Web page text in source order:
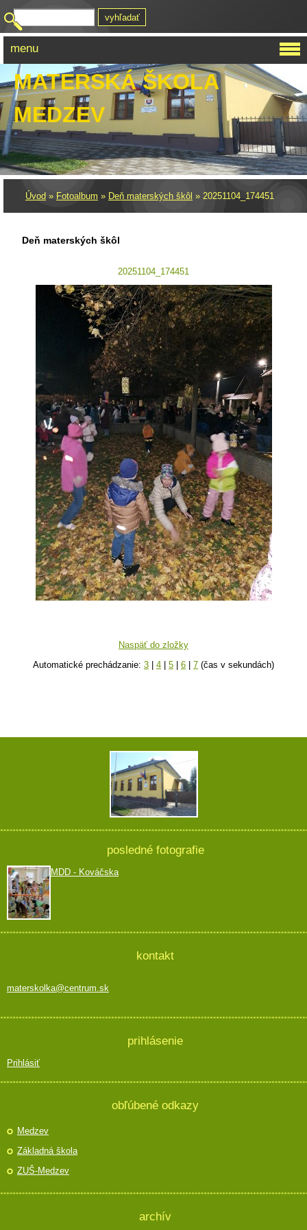
MATERSKÁ ŠKOLA
MEDZEV
Úvod » Fotoalbum » Deň materských škôl » 20251104_174451
Deň materských škôl
20251104_174451
Naspäť do zložky
Automatické prechádzanie: 3 4 5 6 7 (čas v sekundách)
menu
posledné fotografie
MDD - Kováčska
kontakt
materskolka@centrum.sk
prihlásenie
Prihlásiť
obľúbené odkazy
Medzev
Základná škola
ZUŠ-Medzev
archív